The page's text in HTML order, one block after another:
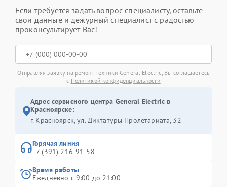
Если требуется задать вопрос специалисту, оставьте
свои данные и дежурный специалист с радостью
проконсультирует Вас!
Отправляя заявку на ремонт техники General Electric, Вы соглашаетесь
с Политикой конфиденциальности
Адрес сервисного центра General Electric в
Красноярске:
г. Красноярск, ул. Диктатуры Пролетариата, 32
Горячая линия
+7 (391) 216-91-58
Время работы
Ежедневно с 9:00 до 21:00